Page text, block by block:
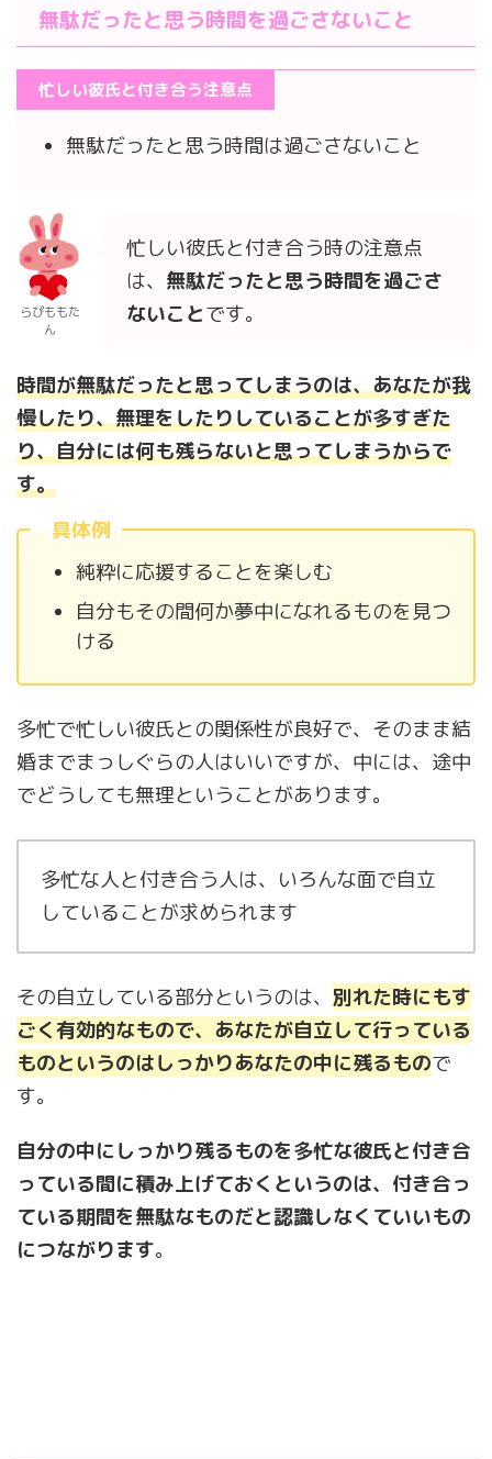
無駄だったと思う時間を過ごさないこと
忙しい彼氏と付き合う注意点
無駄だったと思う時間は過ごさないこと
らぴももた
ん
忙しい彼氏と付き合う時の注意点
は、 無駄だったと思う時間を過ごさ
ないことです。
時間が無駄だったと思ってしまうのは、あなたが我
慢したり、無理をしたりしていることが多すぎた
り、自分には何も残らないと思ってしまうからで
す。
具体例
純粋に応援することを楽しむ
自分もその間何か夢中になれるものを見つ
ける
多忙で忙しい彼氏との関係性が良好で、そのまま結
婚までまっしぐらの人はいいですが、中には、途中
でどうしても無理ということがあります。
多忙な人と付き合う人は、いろんな面で自立
していることが求められます
その自立している部分というのは、 別れた時にもす
ごく有効的なもので、あなたが自立して行っている
ものというのはしっかりあなたの中に残るもので
す。
自分の中にしっかり残るものを多忙な彼氏と付き合
っている間に積み上げておくというのは、付き合っ
ている期間を無駄なものだと認識しなくていいもの
につながります。